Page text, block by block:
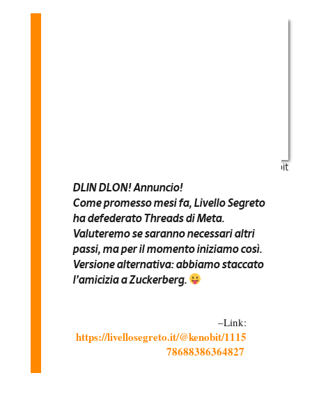
di Kenobit
DLIN DLON! Annuncio!
Come promesso mesi fa, Livello Segreto
ha defederato Threadsdi Meta.
Valuteremo se saranno necessari altri
passi, ma per il momento iniziamo così.
Versione alternativa: abbiamo staccato
l’amicizia a Zuckerberg.
Link:
https://livellosegreto.it/@kenobit/1115
78688386364827